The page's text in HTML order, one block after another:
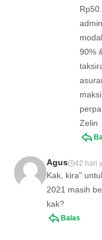
90%
Zelin
Agus 42 hari
Kak, kira"
2021 masih
kak?
Balas